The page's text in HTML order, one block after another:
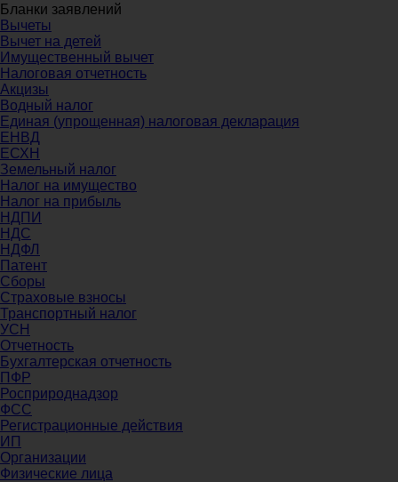
Бланки заявлений
Вычеты
Вычет на детей
Имущественный вычет
Налоговая отчетность
Акцизы
Водный налог
Единая (упрощенная) налоговая декларация
ЕНВД
ЕСХН
Земельный налог
Налог на имущество
Налог на прибыль
НДПИ
НДС
НДФЛ
Патент
Сборы
Страховые взносы
Транспортный налог
УСН
Отчетность
Бухгалтерская отчетность
ПФР
Росприроднадзор
ФСС
Регистрационные действия
ИП
Организации
Физические лица